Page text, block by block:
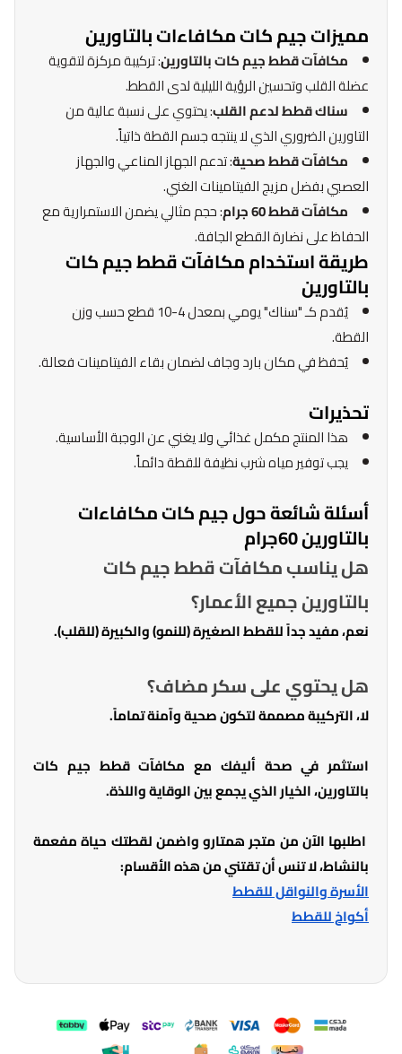
مميزات جيم كات مكافاءات بالتاورين
مكافآت قطط جيم كات بالتاورين: تركيبة مركزة لتقوية
عضلة القلب وتحسين الرؤية الليلية لدى القطط.
سناك قطط لدعم القلب: يحتوي على نسبة عالية من
التاورين الضروري الذي لا ينتجه جسم القطة ذاتياً.
مكافآت قطط صحية: تدعم الجهاز المناعي والجهاز
العصبي بفضل مزيج الفيتامينات الغني.
مكافآت قطط 60 جرام
: حجم مثالي يضمن الاستمرارية مع
الحفاظ على نضارة القطع الجافة.
طريقة استخدام مكافآت قطط جيم كات
بالتاورين
يُقدم كـ "سناك" يومي بمعدل 4-10 قطع حسب وزن
القطة.
يُحفظ في مكان بارد وجاف لضمان بقاء الفيتامينات فعالة.
تحذيرات
هذا المنتج مكمل غذائي ولا يغني عن الوجبة الأساسية.
يجب توفير مياه شرب نظيفة للقطة دائماً.
أسئلة شائعة حول جيم كات مكافاءات
بالتاورين 60جرام
هل يناسب مكافآت قطط جيم كات
بالتاورين جميع الأعمار؟
نعم، مفيد جداً للقطط الصغيرة (للنمو) والكبيرة (للقلب).
هل يحتوي على سكر مضاف؟
لا، التركيبة مصممة لتكون صحية وآمنة تماماً.
استثمر في صحة أليفك مع مكافآت قطط جيم كات
بالتاورين، الخيار الذي يجمع بين الوقاية واللذة.
اطلبها الآن من متجر همتارو واضمن لقطتك حياة مفعمة
بالنشاط، لا تنس أن تقتني من هذه الأقسام:
الأسرة والنواقل للقطط
أكواخ للقطط